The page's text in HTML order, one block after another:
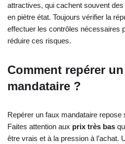
attractives, qui cachent souvent des
en piètre état. Toujours vérifier la
effectuer les contrôles nécessaires
réduire ces risques.
Comment repérer
mandataire ?
Repérer un faux mandataire repose
Faites attention aux prix très bas
être vrais et à la pression à l’achat.